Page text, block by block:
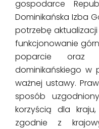
gospodarce
Dominikańska Izba
potrzebę
funkcjonowanie
poparcie oraz
dominikańskiego w
ważnej ustawy.
sposób
korzyścią dla
zgodnie z